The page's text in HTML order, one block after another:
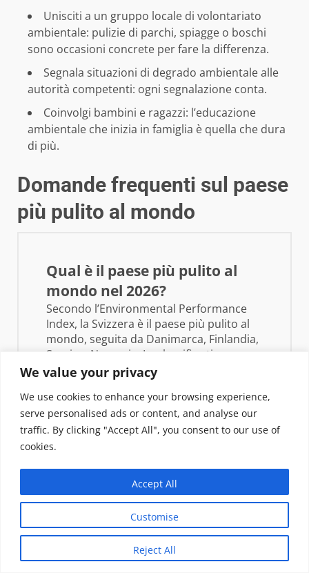
We value your privacy
We use cookies to enhance your browsing experience,
serve personalised ads or content, and analyse our
traffic. By clicking "Accept All", you consent to our use of
cookies.
Customise
Reject All
Accept All
Unisciti a un gruppo locale di volontariato
ambientale: pulizie di parchi, spiagge o boschi
sono occasioni concrete per fare la differenza.
Segnala situazioni di degrado ambientale alle
autorità competenti: ogni segnalazione conta.
Coinvolgi bambini e ragazzi: l’educazione
ambientale che inizia in famiglia è quella che dura
di più.
Domande frequenti sul paese
più pulito al mondo
Qual è il paese più pulito al
mondo nel 2026?
Secondo l’Environmental Performance
Index, la Svizzera è il paese più pulito al
mondo, seguita da Danimarca, Finlandia,
Svezia e Norvegia. La classifica tiene
conto di qualità dell’aria, gestione dei
rifiuti, emissioni di CO₂, qualità dell’acqua
e biodiversità.
Qual è il paese più pulito al
mondo per qualità dell’aria?
Finlandia e Islanda sono costantemente
ai vertici per qualità dell’aria, grazie alla
bassa densità industriale, alle vaste
foreste e all’uso di energie rinnovabili
come il geotermico. Anche Nuova
Zelanda e Canada si distinguono in
questo indicatore specifico.